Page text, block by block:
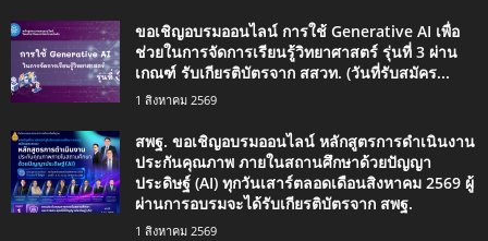
ขอเชิญอบรมออนไลน์ การใช้ Generative AI เพื่อ
ช่วยในการจัดการเรียนรู้วิทยาศาสตร์ รุ่นที่ 3 ผ่าน
เกณฑ์ รับเกียรติบัตรจาก สสวท. (วันที่รับสมัคร...
1 สิงหาคม 2569
สพฐ. ขอเชิญอบรมออนไลน์ หลักสูตรการดำเนินงาน
ประกันคุณภาพ ภายในสถานศึกษาด้วยปัญญา
ประดิษฐ์ (AI) ทุกวันเสาร์ตลอดเดือนสิงหาคม 2569 ผู้
ผ่านการอบรมจะได้รับเกียรติบัตรจาก สพฐ.
1 สิงหาคม 2569